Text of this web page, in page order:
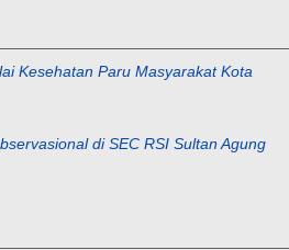
Kesehatan Paru Masyarakat Kota
di SEC RSI Sultan Agung